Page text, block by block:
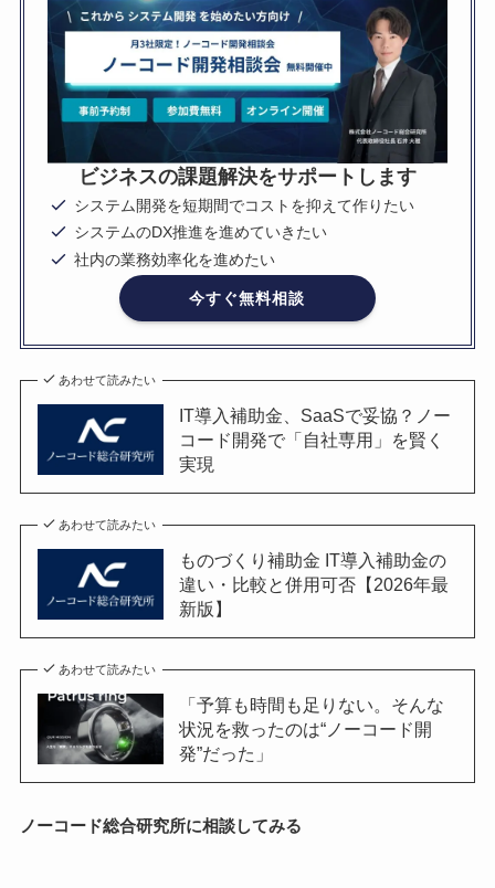
ビジネスの課題解決をサポートします
システム開発を短期間でコストを抑えて作りたい
システムのDX推進を進めていきたい
社内の業務効率化を進めたい
今すぐ無料相談
あわせて読みたい
IT導入補助金、SaaSで妥協？ノー
コード開発で「自社専用」を賢く
実現
あわせて読みたい
ものづくり補助金 IT導入補助金の
違い・比較と併用可否【2026年最
新版】
あわせて読みたい
「予算も時間も足りない。そんな
状況を救ったのは“ノーコード開
発”だった」
ノーコード総合研究所に相談してみる